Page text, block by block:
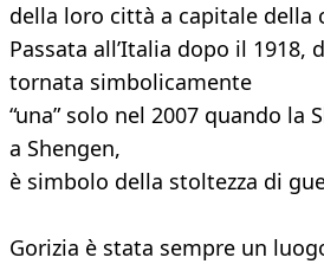
della loro città a capitale della
Passata all’Italia dopo il 1918,
tornata simbolicamente
“una” solo nel 2007 quando la
a Shengen,
è simbolo della stoltezza di
Gorizia è stata sempre un